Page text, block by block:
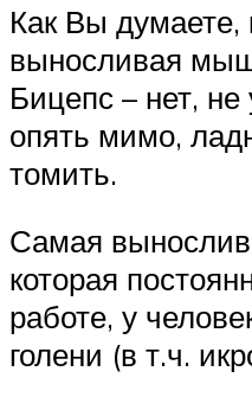
Как Вы думаете,
выносливая
Бицепс – нет, не
опять мимо,
томить.
Самая
которая
работе, у
голени (в т.ч.